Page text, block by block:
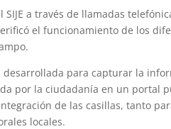
a través de llamadas
el funcionamiento de los
para capturar la
por la ciudadanía en un portal
de las casillas, tanto
locales.